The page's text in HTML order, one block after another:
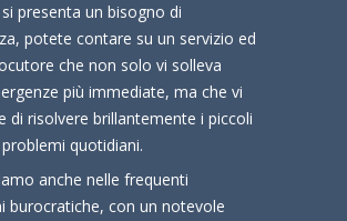
presenta un bisogno di
potete contare su un servizio ed
che non solo vi solleva
più immediate, ma che vi
di risolvere brillantemente i piccoli
quotidiani.
anche nelle frequenti
burocratiche, con un notevole